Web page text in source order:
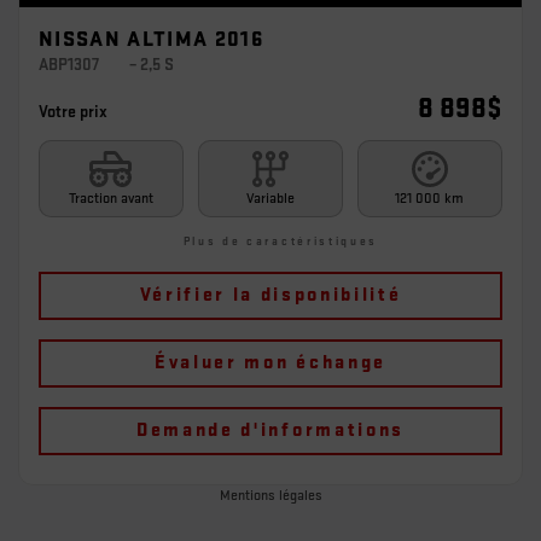
NISSAN ALTIMA 2016
ABP1307 – 2,5 S
Votre prix 8 898$
Traction avant Variable 121 000 km
Plus de caractéristiques
Vérifier la disponibilité
Évaluer mon échange
Demande d'informations
Mentions légales